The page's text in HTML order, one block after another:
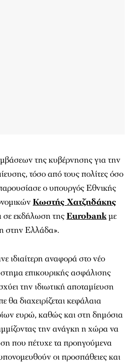
της κυβέρνησης για την
τόσο από τους πολίτες όσο
ο υπουργός Εθνικής
Κωστής Χατζηδάκης
σε εκδήλωση τηςEurobankμε
στην Ελλάδα».
ιδιαίτερη αναφορά στο νέο
επικουρικής ασφάλισης
την ιδιωτική αποταμίευση
θα διαχειρίζεται κεφάλαια
ευρώ, καθώς και στη δημόσια
την ανάγκη η χώρα να
που πέτυχε τα προηγούμενα
οι προσπάθειες και